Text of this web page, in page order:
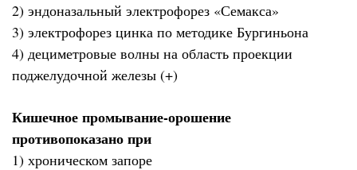
2) эндоназальный электрофорез «Семакса»
3) электрофорез цинка по методике Бургиньона
4) дециметровые волны на область проекции
поджелудочной железы (+)
Кишечное промывание-орошение
противопоказано при
1) хроническом запоре